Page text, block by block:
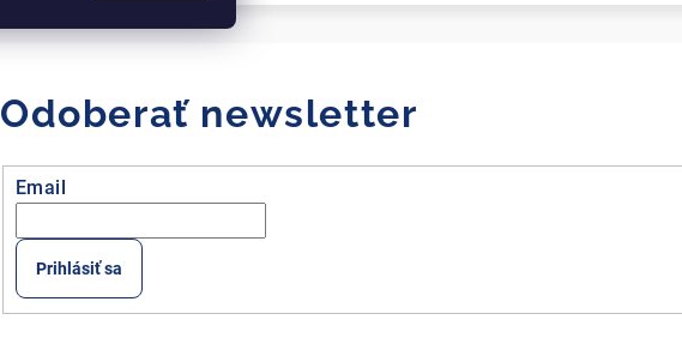
Odoberať newsletter
Email
Prihlásiť sa